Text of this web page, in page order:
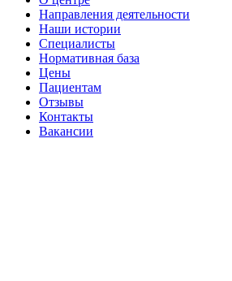
Направления деятельности
Наши истории
Специалисты
Нормативная база
Цены
Пациентам
Отзывы
Контакты
Вакансии